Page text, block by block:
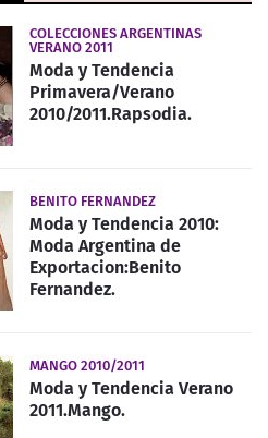
COLECCIONES ARGENTINAS
VERANO 2011
Moda y Tendencia
Primavera/Verano
2010/2011.Rapsodia.
BENITO FERNANDEZ
Moda y Tendencia 2010:
Moda Argentina de
Exportacion:Benito
Fernandez.
MANGO 2010/2011
Moda y Tendencia Verano
2011.Mango.